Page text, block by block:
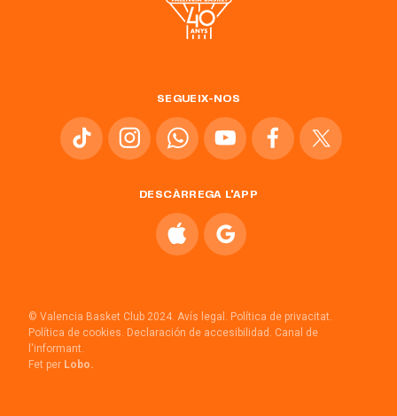
SEGUEIX-NOS
DESCÀRREGA L'APP
© Valencia Basket Club 2024. Avís legal. Política de privacitat.
Política de cookies. Declaración de accesibilidad. Canal de
l'informant.
Fet per Lobo.